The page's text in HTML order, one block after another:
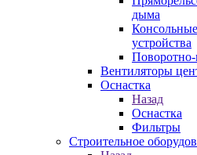
дыма
устройства
Вентиляторы
Оснастка
Назад
Оснастка
Фильтры
Строительное